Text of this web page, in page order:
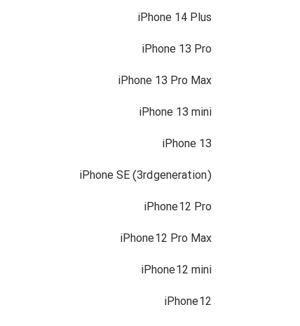
iPhone 14 Plus
iPhone 13 Pro
iPhone 13 Pro Max
iPhone 13 mini
iPhone 13
iPhone SE (3rd generation)
iPhone 12 Pro
iPhone 12 Pro Max
iPhone 12 mini
iPhone 12